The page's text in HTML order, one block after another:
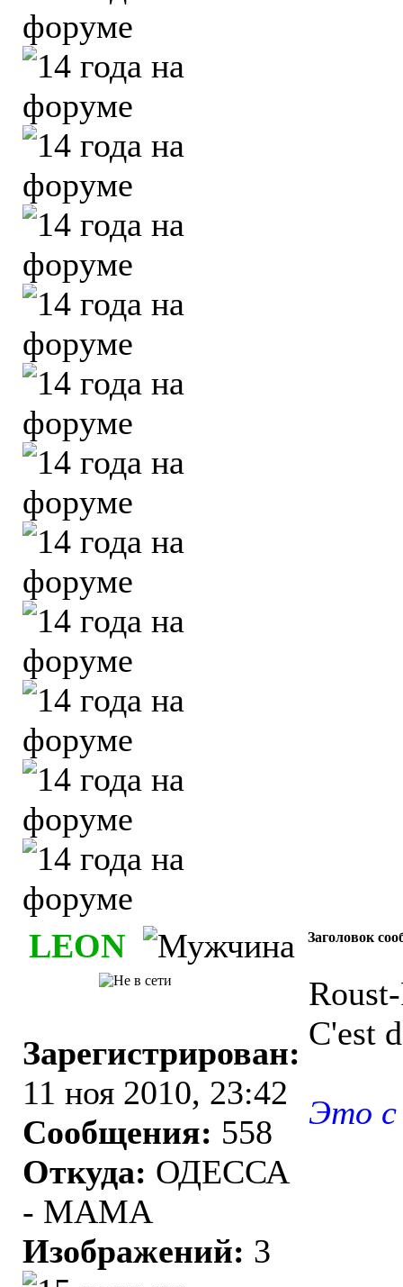
LEON Заголовок
Зарегистрирован:
11 ноя 2010, 23:42
Сообщения: 558
Откуда: ОДЕССА
- МАМА
Изображений: 3
C'est
Это с